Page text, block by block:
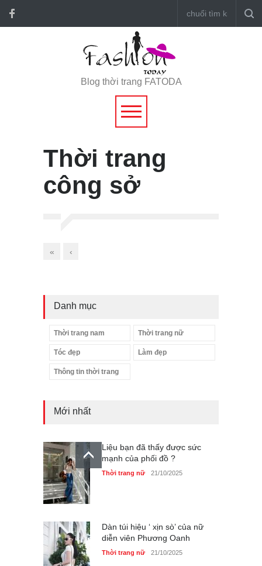
Blog thời trang FATODA
Thời trang
công sở
« ‹
Danh mục
Thời trang nam Thời trang nữ
Tóc đẹp Làm đẹp
Thông tin thời trang
Mới nhất
Liệu bạn đã thấy được sức
mạnh của phối đồ ?
Thời trang nữ 21/10/2025
Dàn túi hiệu ‘ xịn sò’ của nữ
diễn viên Phương Oanh
Thời trang nữ 21/10/2025